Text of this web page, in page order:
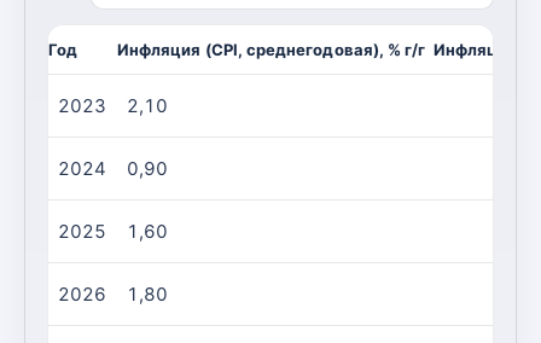
Год Инфляция (CPI, среднегодовая), % г/г Инфляция
2023 2,10
2024 0,90
2025 1,60
2026 1,80